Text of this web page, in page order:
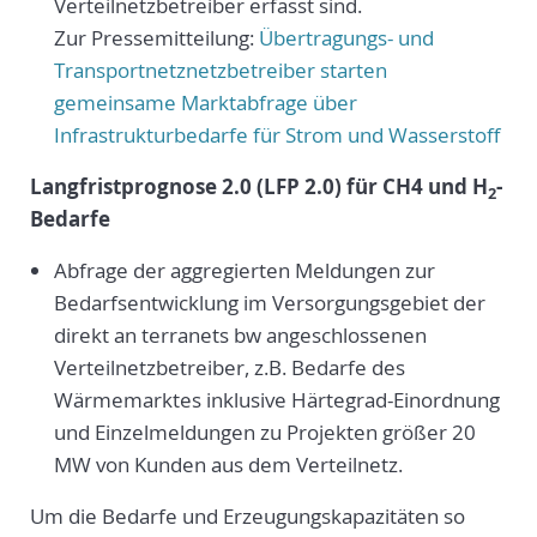
Verteilnetzbetreiber erfasst sind.
Zur Pressemitteilung: Übertragungs- und
Transportnetznetzbetreiber starten
gemeinsame Marktabfrage über
Infrastrukturbedarfe für Strom und Wasserstoff
Langfristprognose 2.0 (LFP 2.0) für CH4 und H2-
Bedarfe
Abfrage der aggregierten Meldungen zur
Bedarfsentwicklung im Versorgungsgebiet der
direkt an terranets bw angeschlossenen
Verteilnetzbetreiber, z.B. Bedarfe des
Wärmemarktes inklusive Härtegrad-Einordnung
und Einzelmeldungen zu Projekten größer 20
MW von Kunden aus dem Verteilnetz.
Um die Bedarfe und Erzeugungskapazitäten so